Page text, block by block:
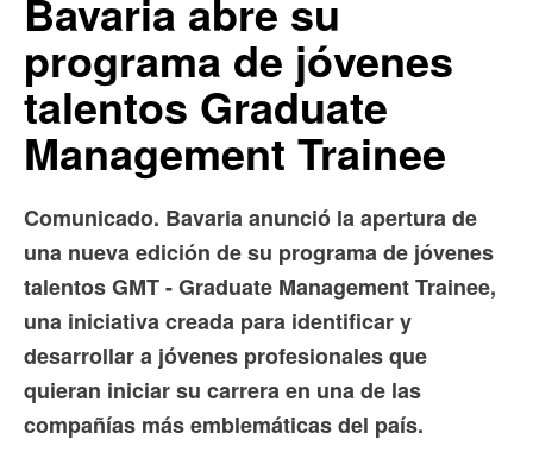
Bavaria abre su
programa de jóvenes
talentos Graduate
Management Trainee
Comunicado. Bavaria anunció la apertura de
una nueva edición de su programa de jóvenes
talentos GMT - Graduate Management Trainee,
una iniciativa creada para identificar y
desarrollar a jóvenes profesionales que
quieran iniciar su carrera en una de las
compañías más emblemáticas del país.